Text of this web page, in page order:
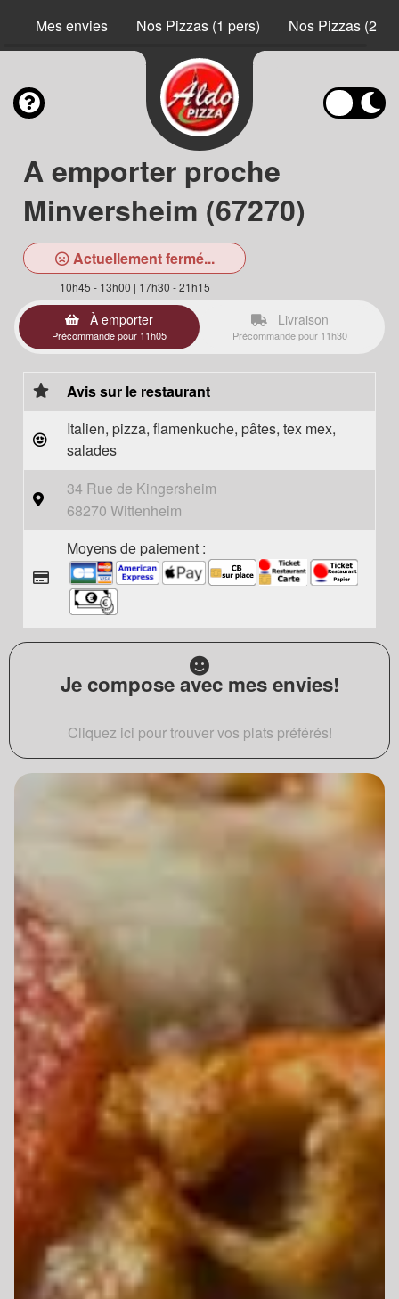
Mes envies Nos Pizzas (1 pers) Nos Pizzas (2
A emporter proche
Minversheim (67270)
Actuellement fermé...
10h45 - 13h00 | 17h30 - 21h15
À emporter
Précommande pour 11h05
Livraison
Précommande pour 11h30
Avis sur le restaurant
Italien, pizza, flamenkuche, pâtes, tex mex,
salades
34 Rue de Kingersheim
68270 Wittenheim
Moyens de paiement :
Je compose avec mes envies!
Cliquez ici pour trouver vos plats préférés!